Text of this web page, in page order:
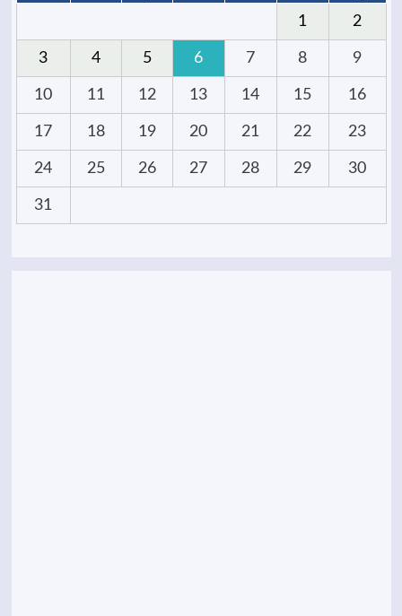
1 2
3 4 5 6 7 8 9
10 11 12 13 14 15 16
17 18 19 20 21 22 23
24 25 26 27 28 29 30
31